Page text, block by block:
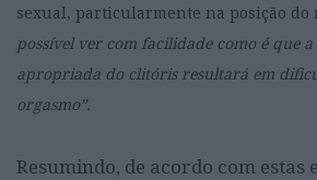
sexual, particularmente na posição do
possível ver com facilidade como é que
apropriada do clitóris resultará em
orgasmo”.
Resumindo, de acordo com estas